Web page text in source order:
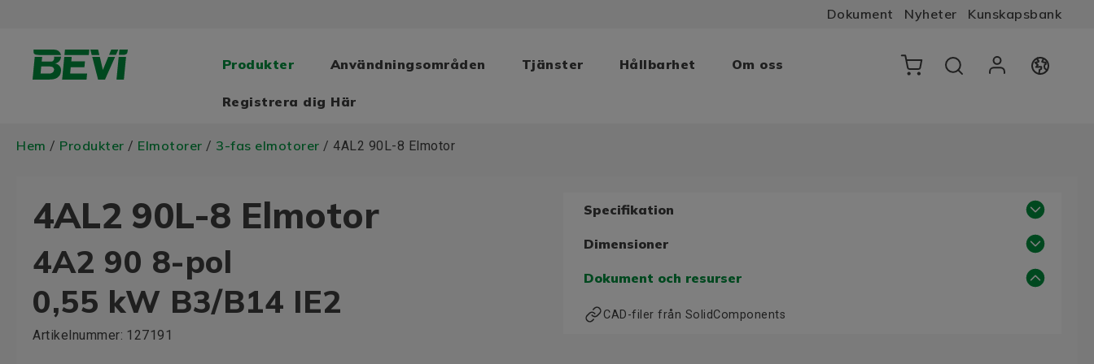
Dokument Nyheter Kunskapsbank
Produkter Användningsområden Tjänster Hållbarhet Om oss
Registrera dig Här
Hem / Produkter / Elmotorer / 3-fas elmotorer / 4AL2 90L-8 Elmotor
4AL2 90L-8 Elmotor
4A2 90 8-pol
0,55 kW B3/B14 IE2
Artikelnummer: 127191
Specifikation
Dimensioner
Dokument och resurser
CAD-filer från SolidComponents